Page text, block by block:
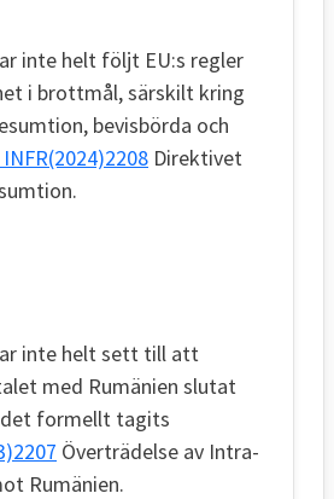
inte helt följt EU:s regler
i brottmål, särskilt kring
bevisbörda och
INFR(2024)2208 Direktivet
inte helt sett till att
med Rumänien slutat
formellt tagits
Överträdelse av Intra-
Rumänien.